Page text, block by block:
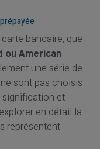
bancaire, que
ou American
une série de
sont pas choisis
signification et
en détail la
représentent